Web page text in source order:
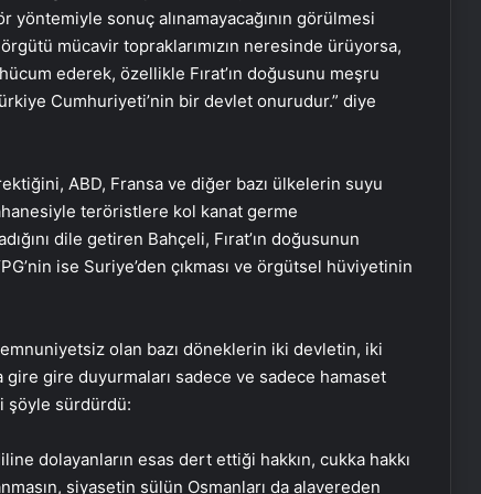
yöntemiyle sonuç alınamayacağının görülmesi
mücavir topraklarımızın neresinde ürüyorsa,
ederek, özellikle Fırat’ın doğusunu meşru
Cumhuriyeti’nin bir devlet onurudur.” diye
ABD, Fransa ve diğer bazı ülkelerin suyu
teröristlere kol kanat germe
dile getiren Bahçeli, Fırat’ın doğusunun
ise Suriye’den çıkması ve örgütsel hüviyetinin
olan bazı döneklerin iki devletin, iki
gire duyurmaları sadece ve sadece hamaset
şöyle sürdürdü:
dolayanların esas dert ettiği hakkın, cukka hakkı
siyasetin sülün Osmanları da alavereden